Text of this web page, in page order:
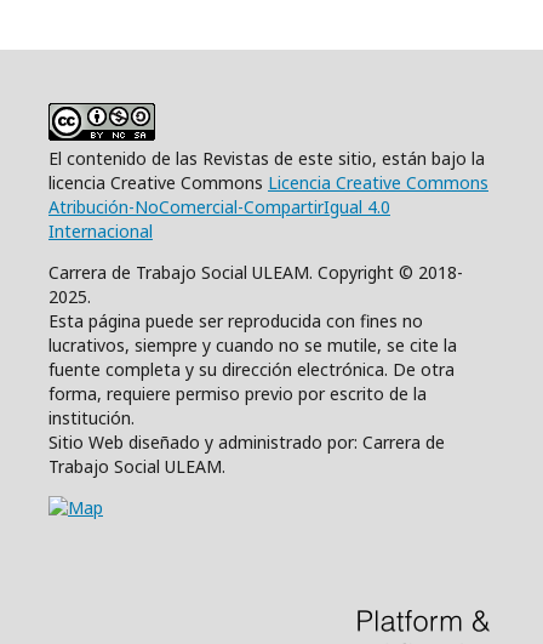
El contenido de las Revistas de este sitio, están bajo la
licencia Creative Commons Licencia Creative Commons
Atribución-NoComercial-CompartirIgual 4.0
Internacional
Carrera de Trabajo Social ULEAM. Copyright © 2018-
2025.
Esta página puede ser reproducida con fines no
lucrativos, siempre y cuando no se mutile, se cite la
fuente completa y su dirección electrónica. De otra
forma, requiere permiso previo por escrito de la
institución.
Sitio Web diseñado y administrado por: Carrera de
Trabajo Social ULEAM.